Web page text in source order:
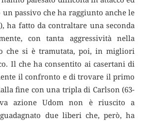
un passivo che ha raggiunto anche le
ha fatto da contraltare una seconda
con tanta aggressività nella
che si è tramutata, poi, in migliori
Il che ha consentito ai casertani di
il confronto e di trovare il primo
fine con una tripla di Carlson (63-
azione Udom non è riuscito a
due liberi che, però, ha